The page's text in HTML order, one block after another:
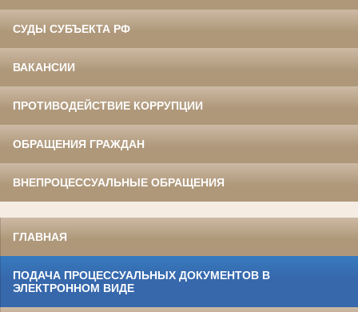
СУДЫ СУБЪЕКТА РФ
ВАКАНСИИ
ПРОТИВОДЕЙСТВИЕ КОРРУПЦИИ
ОБРАЩЕНИЯ ГРАЖДАН
ВНЕПРОЦЕССУАЛЬНЫЕ ОБРАЩЕНИЯ
ГЛАВНАЯ
ПОДАЧА ПРОЦЕССУАЛЬНЫХ ДОКУМЕНТОВ В
ЭЛЕКТРОННОМ ВИДЕ